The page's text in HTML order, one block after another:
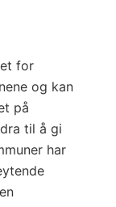
for
og kan
på
til å gi
har